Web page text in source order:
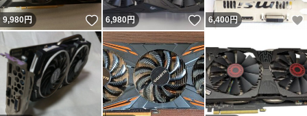
9,980円 いいね！
6,980円 いいね！
6,400円